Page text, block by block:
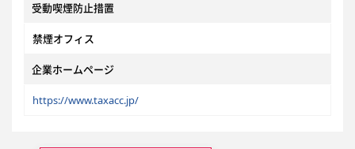
受動喫煙防止措置
禁煙オフィス
企業ホームページ
https://www.taxacc.jp/